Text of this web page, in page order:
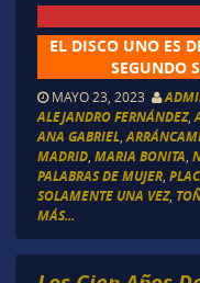
EL DISCO UNO ES
SEGUNDO
MAYO 23, 2023
ALEJANDRO FERNÁNDEZ,
ANA GABRIEL,
MADRID, MARIA BONITA
PALABRAS DE MUJER,
SOLAMENTE UNA VEZ,
MÁS...